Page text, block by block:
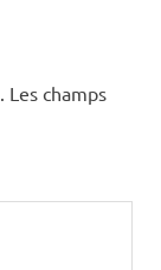
Les champs